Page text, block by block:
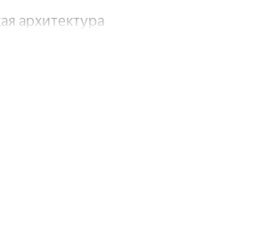
архитектура
соотношение
вариант с учётом